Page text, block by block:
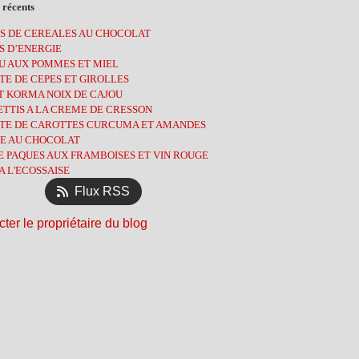
(2)(2)
(1)
(3)
(2)
(5)
(4)
(7)
(3)
(6)
(13)
(5)
(10)
(11)
(8)
(9)
(8)
(3)
(9)
(4)
(14)
(11)
(12)
DE CEREALES AU CHOCOLAT
D’ENERGIE
AUX POMMES ET MIEL
DE CEPES ET GIROLLES
KORMA NOIX DE CAJOU
A LA CREME DE CRESSON
DE CAROTTES CURCUMA ET AMANDES
AU CHOCOLAT
PAQUES AUX FRAMBOISES ET VIN ROUGE
L'ECOSSAISE
Flux RSS
le propriétaire du blog